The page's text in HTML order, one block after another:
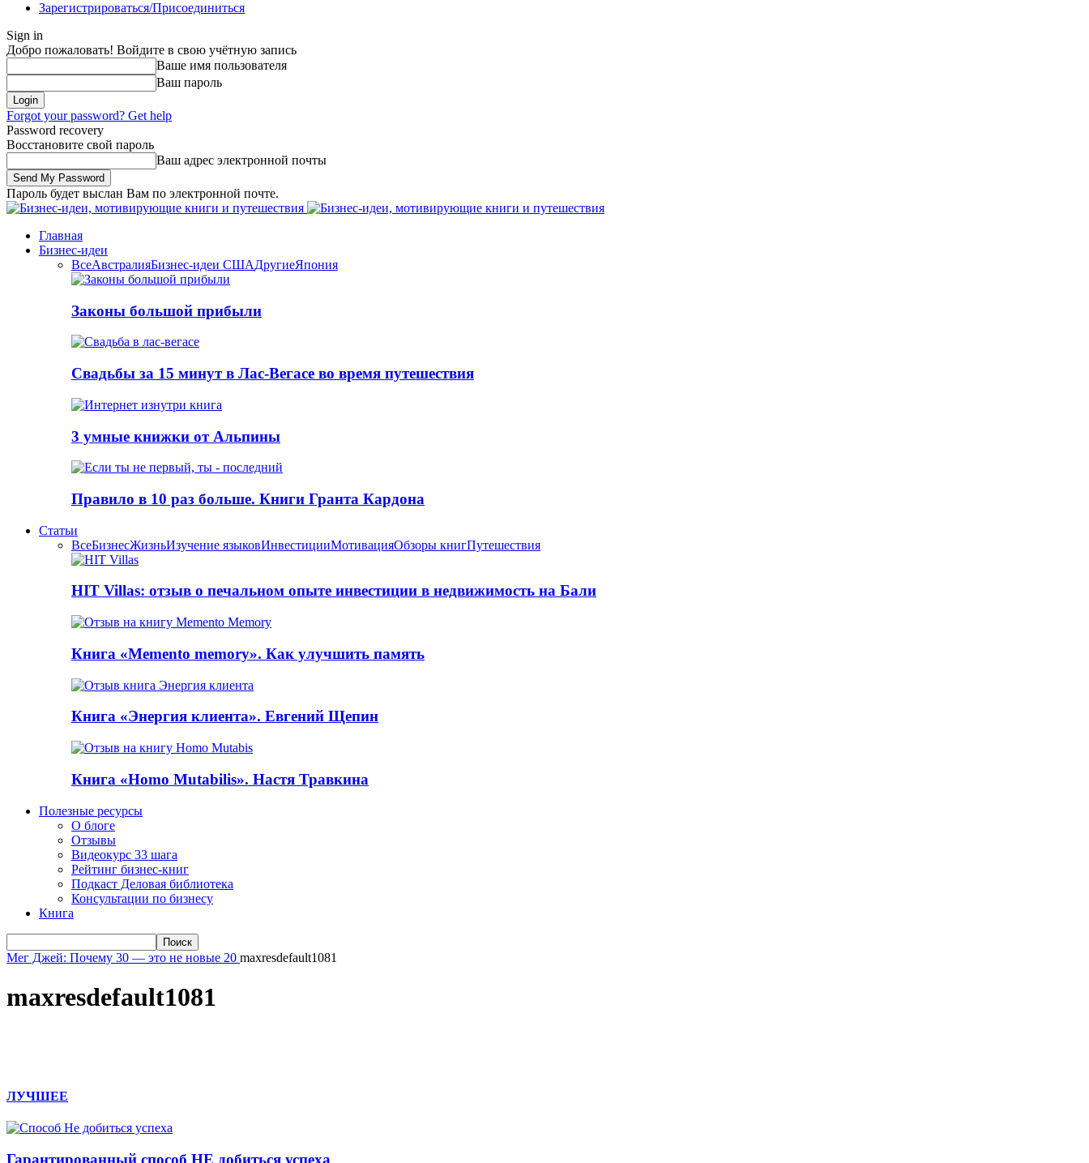
Зарегистрироваться/Присоединиться
Sign in
Добро пожаловать! Войдите в свою учётную запись
Ваше имя пользователя
Ваш пароль
Forgot your password? Get help
Password recovery
Восстановите свой пароль
Ваш адрес электронной почты
Пароль будет выслан Вам по электронной почте.
Главная
Бизнес-идеи
ВсеАвстралияБизнес-идеи СШАДругиеЯпония
Законы большой прибыли
Свадьбы за 15 минут в Лас-Вегасе во время путешествия
3 умные книжки от Альпины
Правило в 10 раз больше. Книги Грантa Кардона
Статьи
ВсеБизнесЖизньИзучение языковИнвестицииМотивацияОбзоры книгПутешествия
HIT Villas: отзыв о печальном опыте инвестиции в недвижимость на Бали
Книга «Memento memory». Как улучшить память
Книга «Энергия клиента». Евгений Щепин
Книга «Homo Mutabilis». Настя Травкина
Полезные ресурсы
О блоге
Отзывы
Видеокурс 33 шага
Рейтинг бизнес-книг
Подкаст Деловая библиотека
Консультации по бизнесу
Книга
Мег Джей: Почему 30 — это не новые 20 maxresdefault1081
maxresdefault1081
ЛУЧШЕЕ
Гарантированный способ НЕ добиться успеха